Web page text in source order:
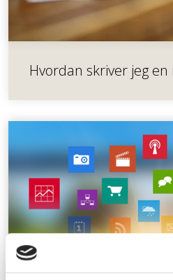
Hvordan skriver jeg en